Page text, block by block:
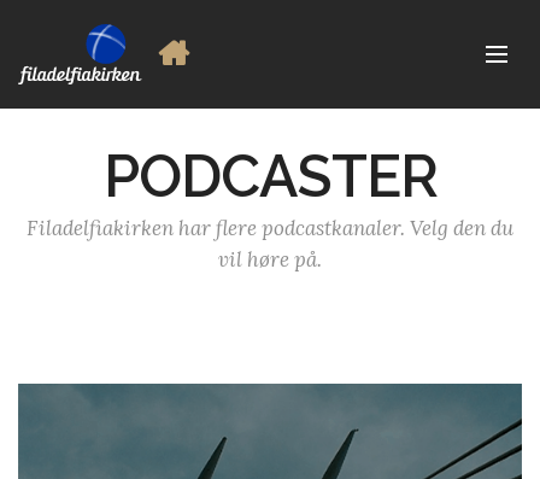
PODCASTER
Filadelfiakirken har flere podcastkanaler. Velg den du
vil høre på.